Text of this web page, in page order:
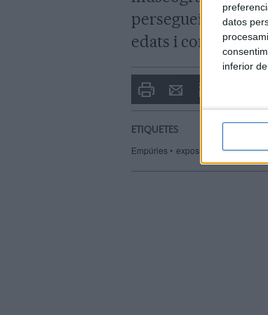
datos
inferior
persegueix fer
edats i condicions
Envia
un
ETIQUETES
Empúries exposició MAC